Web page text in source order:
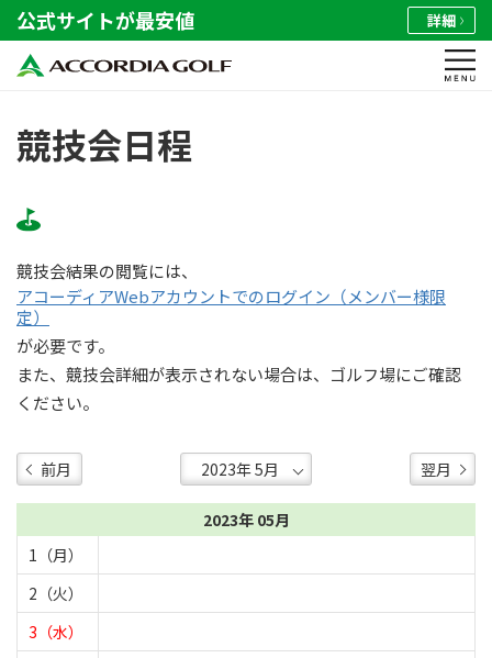
公式サイトが最安値 詳細
競技会日程
競技会結果の閲覧には、
アコーディアWebアカウントでのログイン（メンバー様限
定）
が必要です。
また、競技会詳細が表示されない場合は、ゴルフ場にご確認
ください。
前月 翌月
2023年 05月
1（月）
2（火）
3（水）